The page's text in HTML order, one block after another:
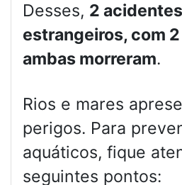
Desses, 2
estrangeiros, com
ambas morreram.
Rios e mares
perigos. Para
aquáticos, fique
seguintes pontos: